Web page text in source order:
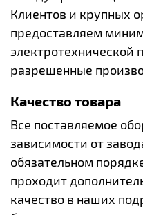
Клиентов и крупных
предоставляем
электротехнической
разрешенные
Качество товара
Все поставляемое
зависимости от
обязательном
проходит
качество в наших